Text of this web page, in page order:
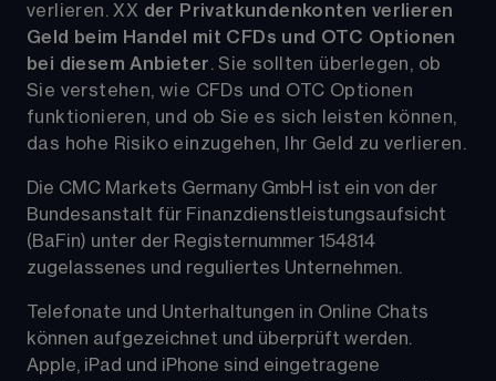
verlieren. XX der Privatkundenkonten verlieren
Geld beim Handel mit CFDs und OTC Optionen
bei diesem Anbieter. Sie sollten überlegen, ob
Sie verstehen, wie CFDs und OTC Optionen
funktionieren, und ob Sie es sich leisten können,
das hohe Risiko einzugehen, Ihr Geld zu verlieren.
Die CMC Markets Germany GmbH ist ein von der
Bundesanstalt für Finanzdienstleistungsaufsicht
(BaFin) unter der Registernummer 154814
zugelassenes und reguliertes Unternehmen.
Telefonate und Unterhaltungen in Online Chats
können aufgezeichnet und überprüft werden.
Apple, iPad und iPhone sind eingetragene